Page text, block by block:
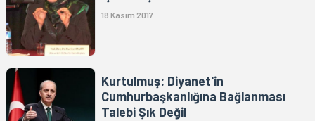
18 Kasım 2017
Kurtulmuş: Diyanet'in
Cumhurbaşkanlığına Bağlanması
Talebi Şık Değil